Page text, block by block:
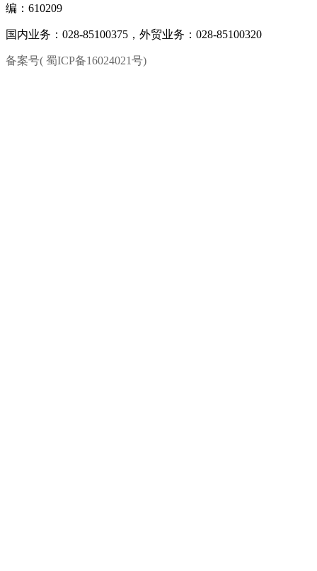
编：610209
国内业务：028-85100375，外贸业务：028-85100320
备案号( 蜀ICP备16024021号)